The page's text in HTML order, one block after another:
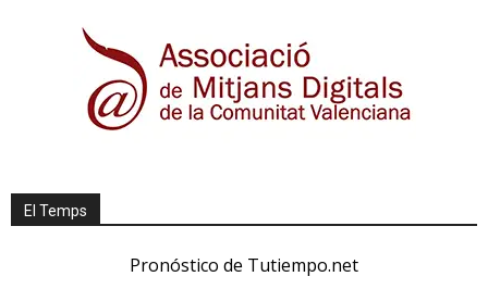
El Temps
Pronóstico de Tutiempo.net